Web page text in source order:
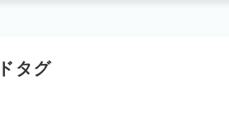
タグ